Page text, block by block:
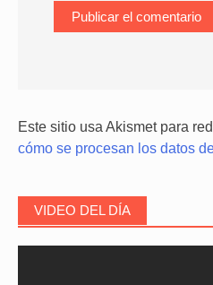
Este sitio usa Akismet para
cómo se procesan los datos
VIDEO DEL DÍA